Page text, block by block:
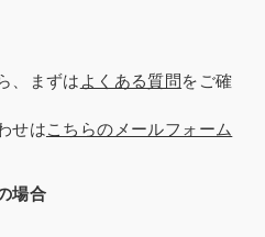
、まずは よくある質問 をご確
せはこちらのメールフォーム
場合